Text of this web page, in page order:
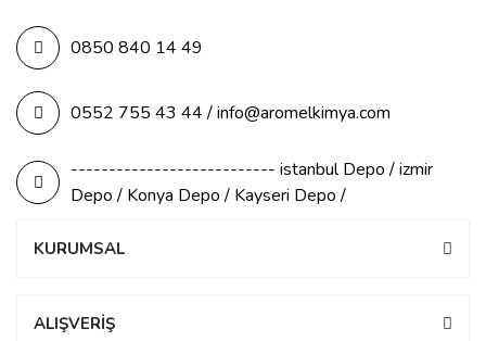
0850 840 14 49
0552 755 43 44 / info@aromelkimya.com
--------------------------- istanbul Depo / izmir
Depo / Konya Depo / Kayseri Depo /
KURUMSAL
ALIŞVERİŞ